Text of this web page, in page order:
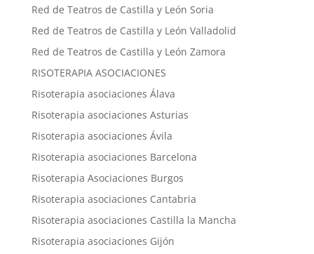
Red de Teatros de Castilla y León Soria
Red de Teatros de Castilla y León Valladolid
Red de Teatros de Castilla y León Zamora
RISOTERAPIA ASOCIACIONES
Risoterapia asociaciones Álava
Risoterapia asociaciones Asturias
Risoterapia asociaciones Ávila
Risoterapia asociaciones Barcelona
Risoterapia Asociaciones Burgos
Risoterapia asociaciones Cantabria
Risoterapia asociaciones Castilla la Mancha
Risoterapia asociaciones Gijón